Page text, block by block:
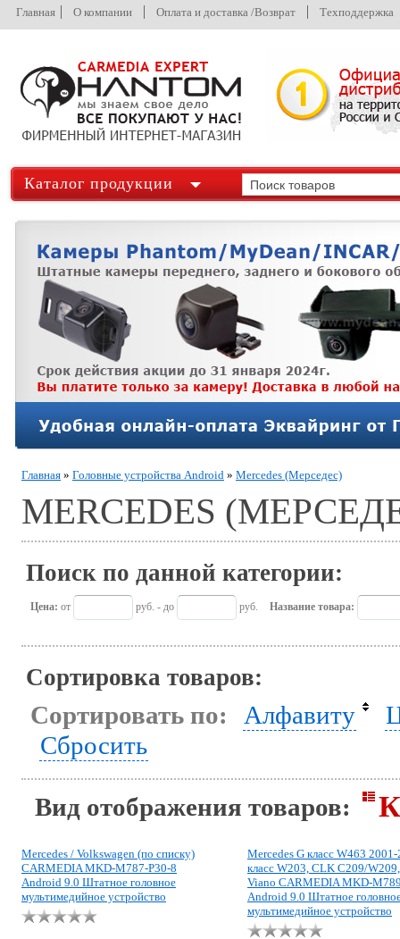
Главная О компании Оплата и доставка /Возврат Техподдержка
Каталог продукции
Главная » Головные устройства Android » Mercedes (Мерседес)
MERCEDES
Поиск по данной категории:
Цена: от руб. - до руб. Название товара:
Сортировка товаров:
Сортировать по: Алфавиту
Сбросить
Вид отображения товаров:
Mercedes / Volkswagen (по списку)
CARMEDIA MKD-M787-P30-8
Android 9.0 Штатное головное
мультимедийное устройство
Mercedes G класс W463
класс W203, CLK C209/
Viano CARMEDIA MKD-
Android 9.0 Штатное
мультимедийное устройство